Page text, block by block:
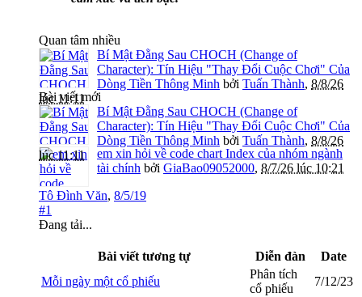
Quan tâm nhiều
Bí Mật Đằng Sau CHOCH (Change of
Character): Tín Hiệu "Thay Đổi Cuộc Chơi" Của
Dòng Tiền Thông Minh bởi Tuấn Thành, 8/8/26
lúc 11:11
Bài viết mới
Bí Mật Đằng Sau CHOCH (Change of
Character): Tín Hiệu "Thay Đổi Cuộc Chơi" Của
Dòng Tiền Thông Minh bởi Tuấn Thành, 8/8/26
lúc 11:11
em xin hỏi về code chart Index của nhóm ngành
tài chính bởi GiaBao09052000, 8/7/26 lúc 10:21
Tô Đình Văn, 8/5/19
#1
Đang tải...
Bài viết tương tự Diễn đàn
Date
Mỗi ngày một cổ phiếu
Phân tích
cổ phiếu
7/12/23